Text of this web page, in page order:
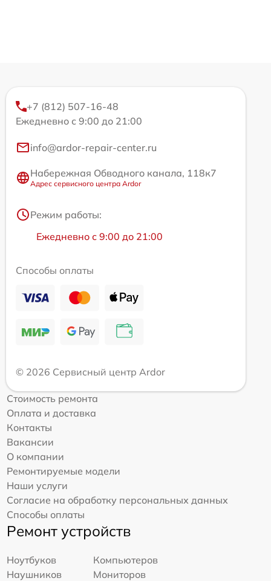
+7 (812) 507-16-48
Ежедневно с 9:00 до 21:00
info@ardor-repair-center.ru
Набережная Обводного канала, 118к7
Адрес сервисного центра Ardor
Режим работы:
Ежедневно с 9:00 до 21:00
Способы оплаты
© 2026 Сервисный центр Ardor
Стоимость ремонта
Оплата и доставка
Контакты
Вакансии
О компании
Ремонтируемые модели
Наши услуги
Согласие на обработку персональных данных
Способы оплаты
Ремонт устройств
Ноутбуков
Компьютеров
Наушников
Мониторов